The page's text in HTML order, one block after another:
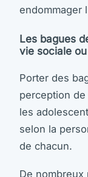
endommager
Les bagues
vie sociale
Porter des
perception
les
selon la
de chacun.
De nombreux